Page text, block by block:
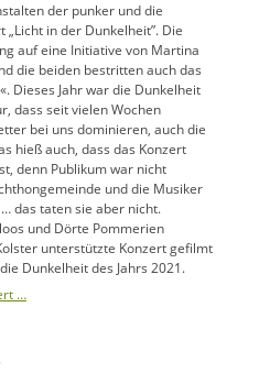
der punker und die
in der Dunkelheit”. Die
auf eine Initiative von Martina
die beiden bestritten auch das
Dieses Jahr war die Dunkelheit
dass seit vielen Wochen
bei uns dominieren, auch die
hieß auch, dass das Konzert
denn Publikum war nicht
und die Musiker
das taten sie aber nicht.
und Dörte Pommerien
unterstützte Konzert gefilmt
Dunkelheit des Jahrs 2021.
…